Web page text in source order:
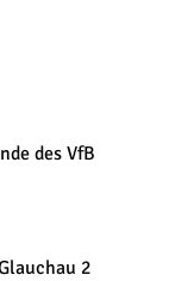
des VfB
2